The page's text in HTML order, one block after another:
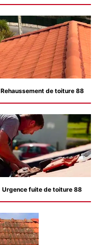
Rehaussement de toiture 88
Urgence fuite de toiture 88